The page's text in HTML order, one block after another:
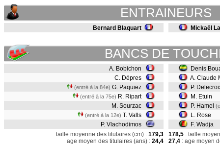
ENTRAINEURS
Bernard Blaquart Mickaël
BANCS DE
A. Bobichon
C. Dépres
(entré à la 84e) G. Paquiez
(entré à la 75e) R. Ripart
M. Sourzac
(entré à la 12e) T. Valls
P. Vlachodimos
Denis
A. Claude
P.
M. Etuin
P. Hamel
L. Rose
F. Wadja
taille moyenne des titulaires (cm) : 179,3
age moyen des titulaires (ans) : 24,4
178,5 : taille
27,4 : age moyen